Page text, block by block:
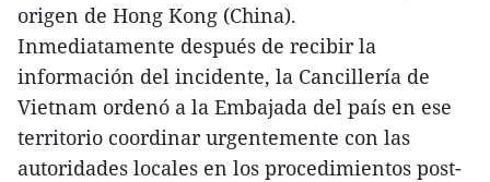
origen de Hong Kong (China).
Inmediatamente después de recibir la
información del incidente, la Cancillería de
Vietnam ordenó a la Embajada del país en ese
territorio coordinar urgentemente con las
autoridades locales en los procedimientos post-